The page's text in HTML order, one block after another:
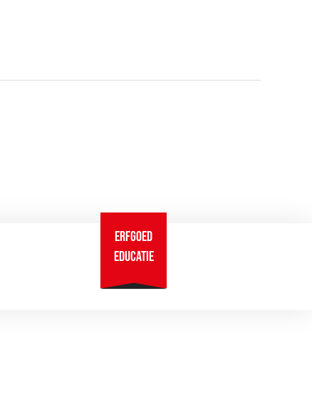
ERFGOED
EDUCATIE